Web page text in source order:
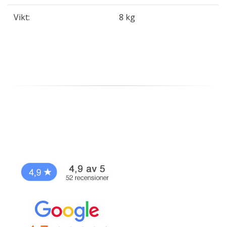
Vikt: 8 kg